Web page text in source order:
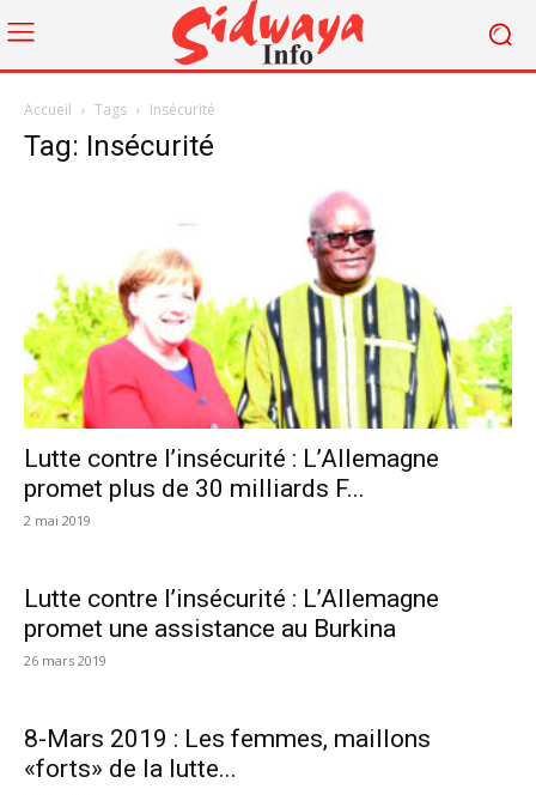
Accueil Tags Insécurité
Tag: Insécurité
Lutte contre l’insécurité : L’Allemagne
promet plus de 30 milliards F...
2 mai 2019
Lutte contre l’insécurité : L’Allemagne
promet une assistance au Burkina
26 mars 2019
8-Mars 2019 : Les femmes, maillons
«forts» de la lutte...